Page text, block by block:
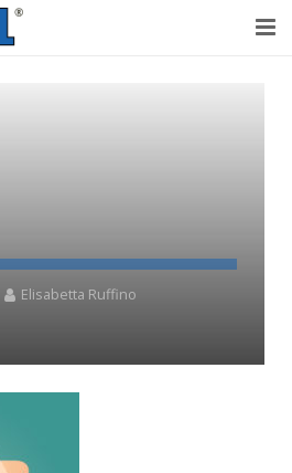
Elisabetta Ruffino